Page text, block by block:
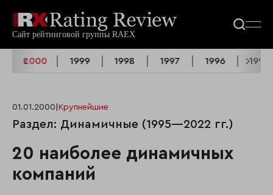
2000 1999 1998 1997 1996 1995
01.01.2000 Крупнейшие
Раздел: Динамичные (1995—2022 гг.)
20 наиболее динамичных
компаний